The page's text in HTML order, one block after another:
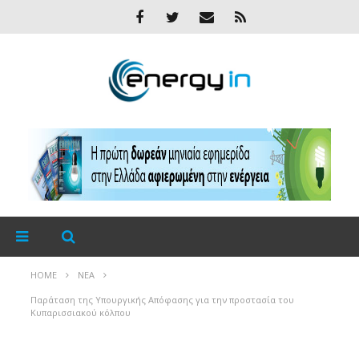
HOME ΝΈΑ
Παράταση της Υπουργικής Απόφασης για την προστασία του
Κυπαρισσιακού κόλπου